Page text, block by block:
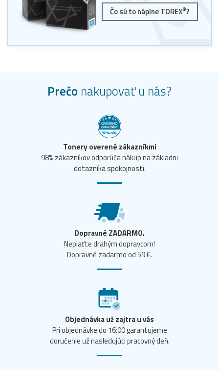
Čo sú to náplne TOREX®?
Prečo nakupovať u nás?
Tonery overené zákazníkmi
98% zákazníkov odporúča nákup na základni
dotazníka spokojnosti.
Dopravné ZADARMO.
Neplaťte drahým dopravcom!
Dopravné zadarmo od 59 €.
Objednávka už zajtra u vás
Pri objednávke do 16:00 garantujeme
doručenie už nasledujúci pracovný deň.